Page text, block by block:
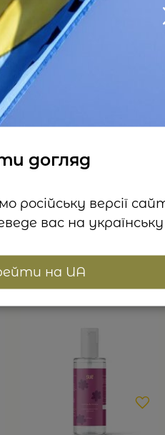
догляд
російську версії
вас на українську
на UA